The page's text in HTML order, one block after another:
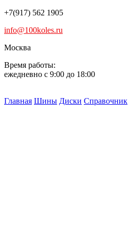
+7(917) 562 1905
info@100koles.ru
Москва
Время работы:
ежедневно с 9:00 до 18:00
Главная Шины Диски Справочник